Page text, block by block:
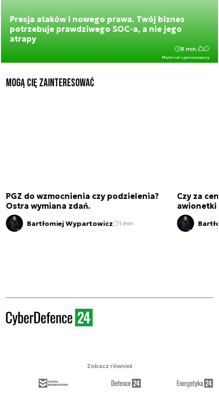
Presja ataków i nowego prawa. Twój biznes
potrzebuje prawdziwego SOC-a, a nie jego
atrapy
Materiał sponsorowany
8 min.
Mogą Cię zainteresować
PGZ do wzmocnienia czy podzielenia?
Ostra wymiana zdań.
Bartłomiej Wypartowicz 1 min.
Czy za
awionetki
Zobacz również